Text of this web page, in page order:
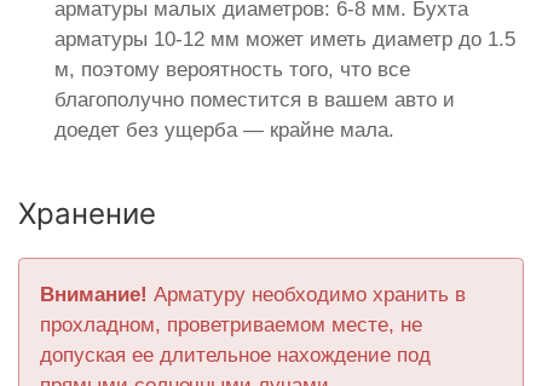
арматуры малых диаметров: 6-8 мм. Бухта
арматуры 10-12 мм может иметь диаметр до 1.5
м, поэтому вероятность того, что все
благополучно поместится в вашем авто и
доедет без ущерба — крайне мала.
Хранение
Внимание! Арматуру необходимо хранить в
прохладном, проветриваемом месте, не
допуская ее длительное нахождение под